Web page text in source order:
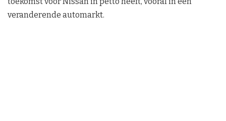
veranderende automarkt.